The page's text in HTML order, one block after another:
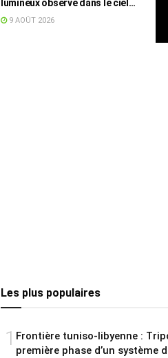
lumineux observé dans le ciel
intrigue les internautes
9 AOÛT 2026
Les plus populaires
1 Frontière tuniso-libyenne :
première phase d’un système